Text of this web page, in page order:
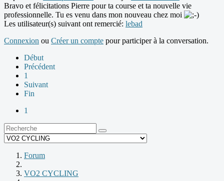
Bravo et félicitations Pierre pour ta course et ta nouvelle vie
professionnelle. Tu es venu dans mon nouveau chez moi
Les utilisateur(s) suivant ont remercié: lebad
Connexion ou Créer un compte pour participer à la conversation.
Début
Précédent
1
Suivant
Fin
1
Forum
VO2 CYCLING